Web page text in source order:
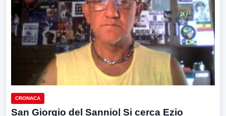
CRONACA
San Giorgio del Sannio| Si cerca Ezio